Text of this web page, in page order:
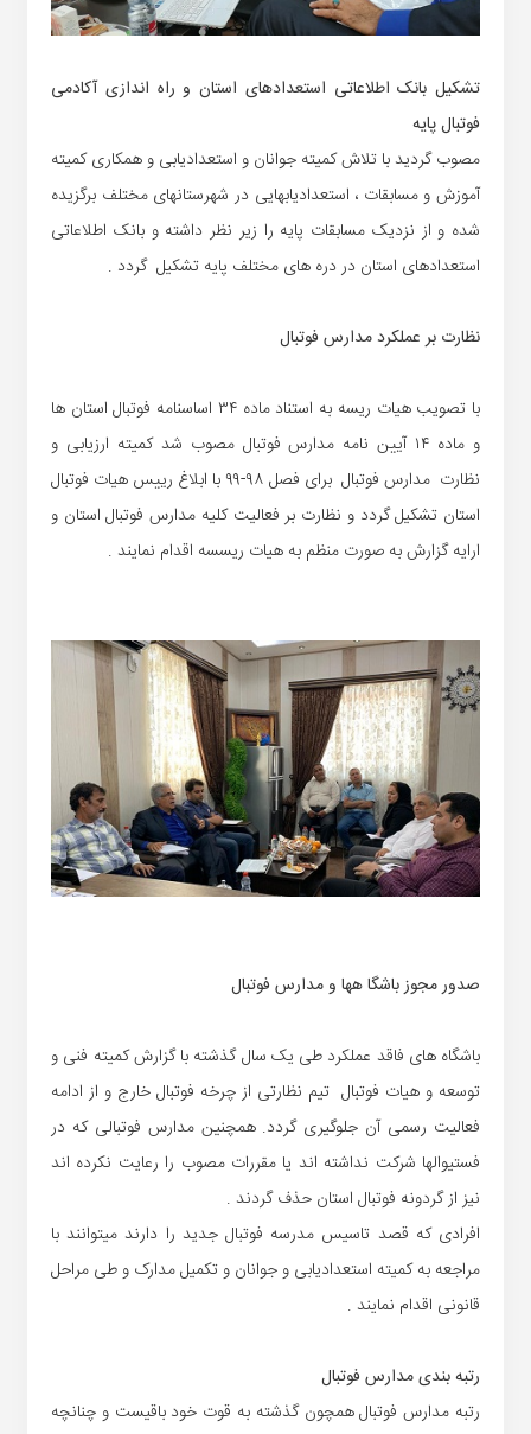
تشکیل بانک اطلاعاتی استعدادهای استان و راه اندازی آکادمی
فوتبال پایه
مصوب گردید با تلاش کمیته جوانان و استعدادیابی و همکاری کمیته
آموزش و مسابقات ، استعدادیابهایی در شهرستانهای مختلف برگزیده
شده و از نزدیک مسابقات پایه را زیر نظر داشته و بانک اطلاعاتی
استعدادهای استان در دره های مختلف پایه تشکیل گردد .
نظارت بر عملکرد مدارس فوتبال
با تصویب هیات ریسه به استناد ماده ۳۴ اساسنامه فوتبال استان ها
و ماده ۱۴ آیین نامه مدارس فوتبال مصوب شد کمیته ارزیابی و
نظارت مدارس فوتبال برای فصل ۹۸-۹۹ با ابلاغ رییس هیات فوتبال
استان تشکیل گردد و نظارت بر فعالیت کلیه مدارس فوتبال استان و
ارایه گزارش به صورت منظم به هیات ریسسه اقدام نمایند .
صدور مجوز باشگا هها و مدارس فوتبال
باشگاه های فاقد عملکرد طی یک سال گذشته با گزارش کمیته فنی و
توسعه و هیات فوتبال تیم نظارتی از چرخه فوتبال خارج و از ادامه
فعالیت رسمی آن جلوگیری گردد. همچنین مدارس فوتبالی که در
فستیوالها شرکت نداشته اند یا مقررات مصوب را رعایت نکرده اند
نیز از گردونه فوتبال استان حذف گردند .
افرادی که قصد تاسیس مدرسه فوتبال جدید را دارند میتوانند با
مراجعه به کمیته استعدادیابی و جوانان و تکمیل مدارک و طی مراحل
قانونی اقدام نمایند .
رتبه بندی مدارس فوتبال
رتبه مدارس فوتبال همچون گذشته به قوت خود باقیست و چنانچه